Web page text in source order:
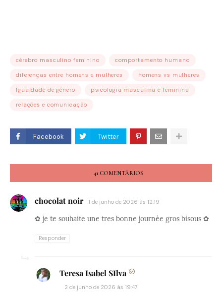
cérebro masculino feminino comportamento humano
diferenças entre homens e mulheres homens vs mulheres
Igualdade de género psicologia masculina e feminina
relações e comunicação
Facebook Twitter
41 COMENTÁRIOS
chocolat noir 1 de junho de 2026 às 12:19
✿ je te souhaite une tres bonne journée gros bisous ✿
Responder
Teresa Isabel SIlva
2 de junho de 2026 às 19:47